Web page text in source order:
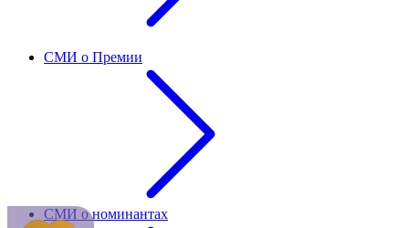
СМИ о Премии
СМИ о номинантах